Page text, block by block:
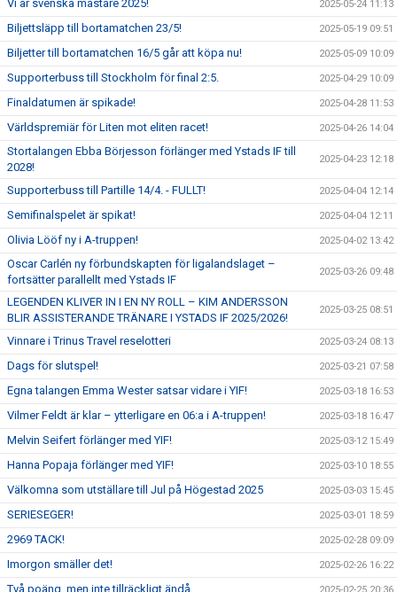
Vi är svenska mästare 2025! 2025-05-24 11:13
Biljettsläpp till bortamatchen 23/5! 2025-05-19 09:51
Biljetter till bortamatchen 16/5 går att köpa nu! 2025-05-09 10:09
Supporterbuss till Stockholm för final 2:5. 2025-04-29 10:09
Finaldatumen är spikade! 2025-04-28 11:53
Världspremiär för Liten mot eliten racet! 2025-04-26 14:04
Stortalangen Ebba Börjesson förlänger med Ystads IF till
2028!
2025-04-23 12:18
Supporterbuss till Partille 14/4. - FULLT! 2025-04-04 12:14
Semifinalspelet är spikat! 2025-04-04 12:11
Olivia Lööf ny i A-truppen! 2025-04-02 13:42
Oscar Carlén ny förbundskapten för ligalandslaget –
fortsätter parallellt med Ystads IF
2025-03-26 09:48
LEGENDEN KLIVER IN I EN NY ROLL – KIM ANDERSSON
BLIR ASSISTERANDE TRÄNARE I YSTADS IF 2025/2026!
2025-03-25 08:51
Vinnare i Trinus Travel reselotteri 2025-03-24 08:13
Dags för slutspel! 2025-03-21 07:58
Egna talangen Emma Wester satsar vidare i YIF! 2025-03-18 16:53
Vilmer Feldt är klar – ytterligare en 06:a i A-truppen! 2025-03-18 16:47
Melvin Seifert förlänger med YIF! 2025-03-12 15:49
Hanna Popaja förlänger med YIF! 2025-03-10 18:55
Välkomna som utställare till Jul på Högestad 2025 2025-03-03 15:45
SERIESEGER! 2025-03-01 18:59
2969 TACK! 2025-02-28 09:09
Imorgon smäller det! 2025-02-26 16:22
Två poäng, men inte tillräckligt ändå.